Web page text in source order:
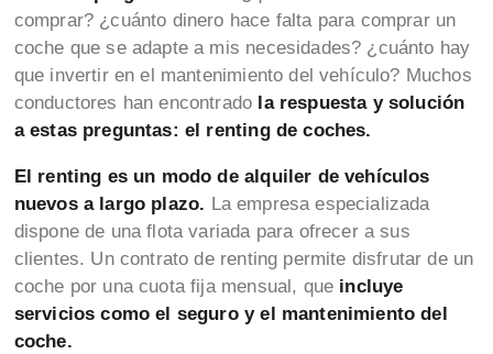
comprar? ¿cuánto dinero hace falta para comprar un
coche que se adapte a mis necesidades? ¿cuánto hay
que invertir en el mantenimiento del vehículo? Muchos
conductores han encontrado la respuesta y solución
a estas preguntas: el renting de coches.
El renting es un modo de alquiler de vehículos
nuevos a largo plazo. La empresa especializada
dispone de una flota variada para ofrecer a sus
clientes. Un contrato de renting permite disfrutar de un
coche por una cuota fija mensual, que incluye
servicios como el seguro y el mantenimiento del
coche.